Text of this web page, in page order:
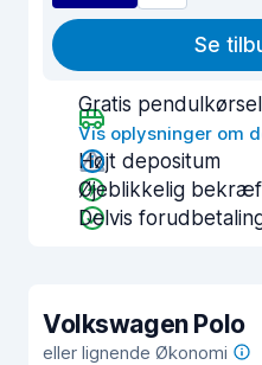
Se
Gratis pendulkørsel
Vis oplysninger om
Højt depositum
Øjeblikkelig
Delvis
Volkswagen Polo
eller lignende Økonomi